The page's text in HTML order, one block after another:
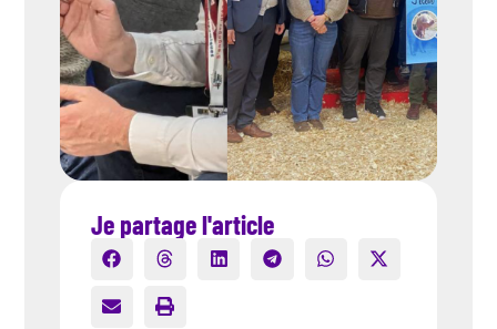
Je partage l'article